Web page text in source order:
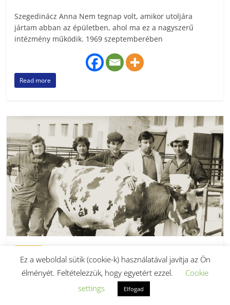
Szegedinácz Anna Nem tegnap volt, amikor utoljára
jártam abban az épületben, ahol ma ez a nagyszerű
intézmény működik. 1969 szeptemberében
Read more
Egy lokálpatrióta emlékei V.
2023.02.06.
Ez a weboldal sütik (cookie-k) használatával javítja az Ön
élményét. Feltételezzük, hogy egyetért ezzel.
Cookie
settings
Elfogad